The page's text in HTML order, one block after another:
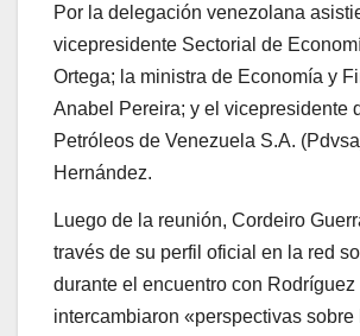
Por la delegación venezolana
vicepresidente Sectorial de
Ortega; la ministra de Economía y
Anabel Pereira; y el vicepresidente
Petróleos de Venezuela S.A.
Hernández.
Luego de la reunión, Cordeiro
través de su perfil oficial en la red
durante el encuentro con Rodríguez
intercambiaron «perspectivas